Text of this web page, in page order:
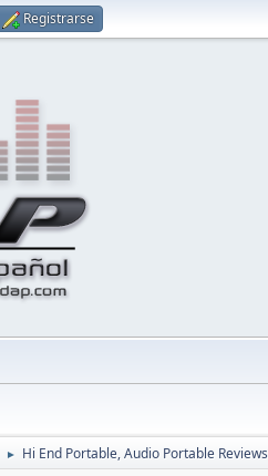
Registrarse
► Hi End Portable, Audio Portable Reviews